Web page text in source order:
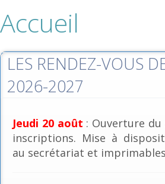
Accueil
LES RENDEZ-VOUS
2026-2027
Jeudi 20 août : Ouverture
inscriptions. Mise à
au secrétariat et